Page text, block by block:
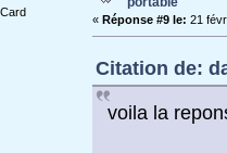
« Réponse #9 le: 21
Citation de:
voila la